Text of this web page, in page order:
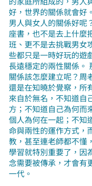
好，世界的關係就會好
男人與女人的關係好呢
座書，也不是去上什麼
班、更不是去挑戰男女
些都只是一時好玩的遊
長遠穩定的兩性關係。
關係該怎麼建立呢？周
還是在知曉於覺察，所
來自於無名，不知道自
方；不知道自己為何而
個人為何在一起；不知
命與兩性的運作方式，
教，甚至連老師都不懂
學習就特別重要了，因
念需要被傳承，才會有
一代。